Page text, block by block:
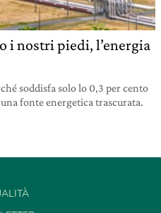
i nostri piedi, l’energia
soddisfa solo lo 0,3 per cento
fonte energetica trascurata.